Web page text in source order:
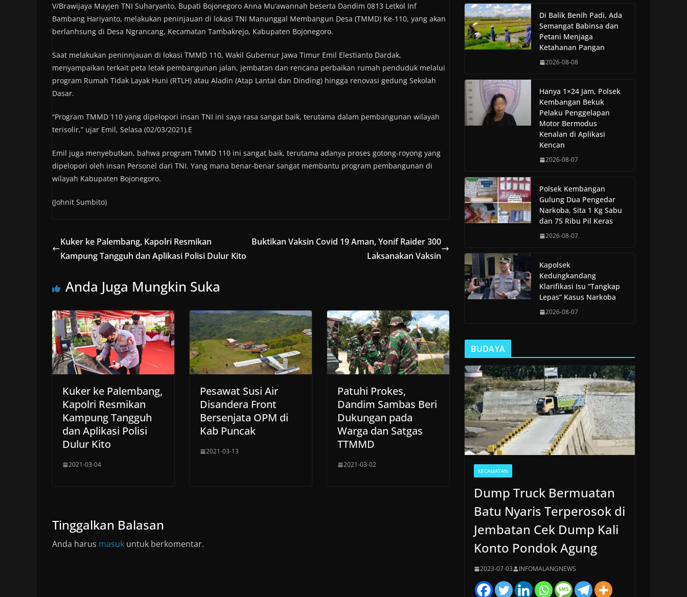
V/Brawijaya Mayjen TNI Suharyanto, Bupati Bojonegoro Anna Mu’awannah beserta Dandim 0813 Letkol Inf
Bambang Hariyanto, melakukan peninjauan di lokasi TNI Manunggal Membangun Desa (TMMD) Ke-110, yang akan
berlanhsung di Desa Ngrancang, Kecamatan Tambakrejo, Kabupaten Bojonegoro.
Saat melakukan peninnjauan di lokasi TMMD 110, Wakil Gubernur Jawa Timur Emil Elestianto Dardak,
menyampaikan terkait peta letak pembangunan jalan, jembatan dan rencana perbaikan rumah penduduk melalui
program Rumah Tidak Layak Huni (RTLH) atau Aladin (Atap Lantai dan Dinding) hingga renovasi gedung Sekolah
Dasar.
“Program TMMD 110 yang dipelopori insan TNI ini saya rasa sangat baik, terutama dalam pembangunan wilayah
terisolir,” ujar Emil, Selasa (02/03/2021).E
Emil juga menyebutkan, bahwa program TMMD 110 ini sangat baik, terutama adanya proses gotong-royong yang
dipelopori oleh insan Personel dari TNI. Yang mana benar-benar sangat membantu program pembangunan di
wilayah Kabupaten Bojonegoro.
(Johnit Sumbito)
Kuker ke Palembang, Kapolri Resmikan
Kampung Tangguh dan Aplikasi Polisi Dulur Kito
Buktikan Vaksin Covid 19 Aman, Yonif Raider 300
Laksanakan Vaksin
Anda Juga Mungkin Suka
Kuker ke Palembang,
Kapolri Resmikan
Kampung Tangguh
dan Aplikasi Polisi
Dulur Kito
2021-03-04
Pesawat Susi Air
Disandera Front
Bersenjata OPM di
Kab Puncak
2021-03-13
Patuhi Prokes,
Dandim Sambas Beri
Dukungan pada
Warga dan Satgas
TTMMD
2021-03-02
Tinggalkan Balasan
Anda harus masuk untuk berkomentar.
Di Balik Benih Padi, Ada
Semangat Babinsa dan
Petani Menjaga
Ketahanan Pangan
2026-08-08
Hanya 1×24 Jam, Polsek
Kembangan Bekuk
Pelaku Penggelapan
Motor Bermodus
Kenalan di Aplikasi
Kencan
2026-08-07
Polsek Kembangan
Gulung Dua Pengedar
Narkoba, Sita 1 Kg Sabu
dan 75 Ribu Pil Keras
2026-08-07
Kapolsek
Kedungkandang
Klarifikasi Isu “Tangkap
Lepas” Kasus Narkoba
2026-08-07
BUDAYA
KECAMATAN
Dump Truck Bermuatan
Batu Nyaris Terperosok di
Jembatan Cek Dump Kali
Konto Pondok Agung
2023-07-03 INFOMALANGNEWS